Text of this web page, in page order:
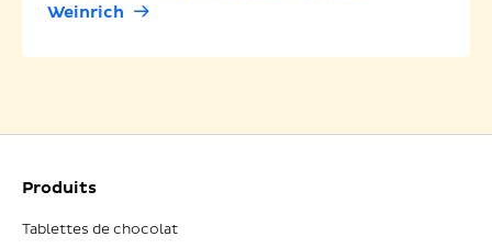
Weinrich
Produits
Tablettes de chocolat